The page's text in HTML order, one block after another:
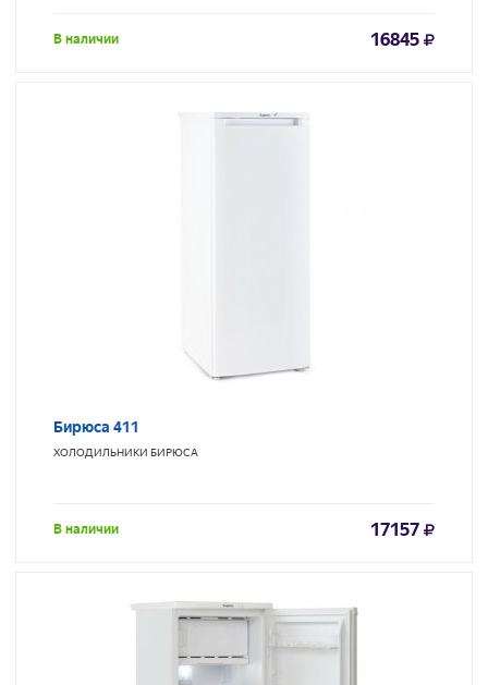
В наличии 16845
Бирюса 411
ХОЛОДИЛЬНИКИ БИРЮСА
В наличии 17157